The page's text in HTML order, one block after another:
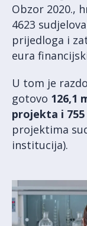
Obzor 2020.,
4623
prijedloga i
eura
U tom je
gotovo 126,1
projekta i
projektima
institucija).